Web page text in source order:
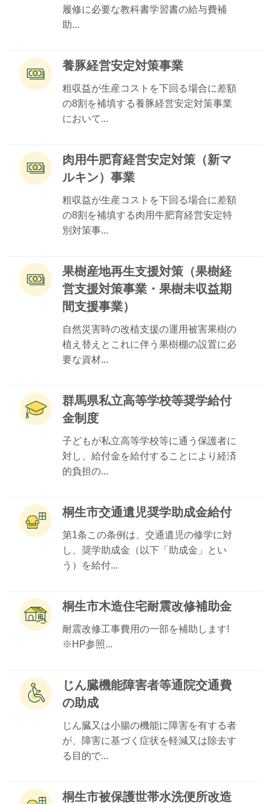
履修に必要な教科書学習書の給与費補
助...
養豚経営安定対策事業
粗収益が生産コストを下回る場合に差額
の8割を補填する養豚経営安定対策事業
において...
肉用牛肥育経営安定対策（新マ
ルキン）事業
粗収益が生産コストを下回る場合に差額
の8割を補填する肉用牛肥育経営安定特
別対策事...
果樹産地再生支援対策（果樹経
営支援対策事業・果樹未収益期
間支援事業）
自然災害時の改植支援の運用被害果樹の
植え替えとこれに伴う果樹棚の設置に必
要な資材...
群馬県私立高等学校等奨学給付
金制度
子どもが私立高等学校等に通う保護者に
対し、給付金を給付することにより経済
的負担の...
桐生市交通遺児奨学助成金給付
第1条この条例は、交通遺児の修学に対
し、奨学助成金（以下「助成金」とい
う）を給付...
桐生市木造住宅耐震改修補助金
耐震改修工事費用の一部を補助します!
※HP参照...
じん臓機能障害者等通院交通費
の助成
じん臓又は小腸の機能に障害を有する者
が、障害に基づく症状を軽減又は除去す
る目的で...
桐生市被保護世帯水洗便所改造